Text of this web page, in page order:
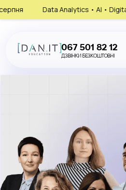
Analytics • AI • Digital Marketing • HR
067 501 82 12
ДЗВІНКИ БЕЗКОШТОВНІ